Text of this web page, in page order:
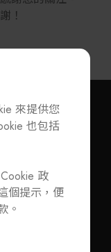
！
室（秘書處
來提供您
也包括
政
個提示，便
。